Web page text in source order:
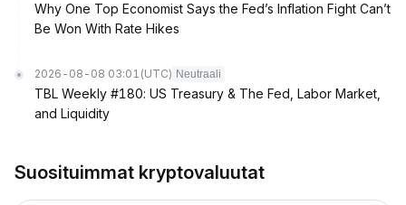
Why One Top Economist Says the Fed’s Inflation Fight Can’t
Be Won With Rate Hikes
2026-08-08 03:01 (UTC) Neutraali
TBL Weekly #180: US Treasury & The Fed, Labor Market,
and Liquidity
Suosituimmat kryptovaluutat